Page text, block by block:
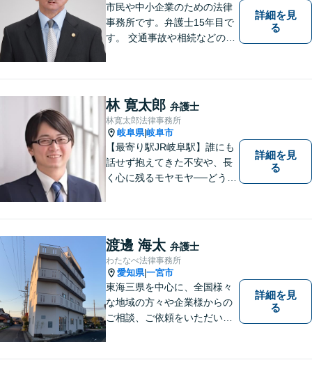
市民や中小企業のための法律
事務所です。弁護士15年目で
す。 交通事故や相続などの相
などの家事事件を解決してき
ました。特に交通事故では多
くの後遺障害事故や死亡事故
を解決してきました。
詳細を見
る
林 寛太郎 弁護士
林寛太郎法律事務所
岐阜県|岐阜市
【最寄り駅JR岐阜駅】誰にも
話せず抱えてきた不安や、長
く心に残るモヤモヤ──どうぞ
いながら、これからの一歩を
一緒に見つけていきます。
【丁寧なヒアリング】【地域
密着型の法律事務所】
詳細を見
る
渡邊 海太 弁護士
わたなべ法律事務所
愛知県|一宮市
東海三県を中心に、全国様々
な地域の方々や企業様からの
ご相談、ご依頼をいただいて
おります。
詳細を見
る